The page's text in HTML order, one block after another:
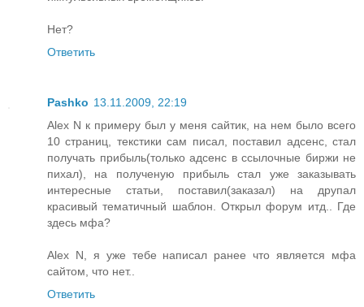
Нет?
Ответить
Pashko 13.11.2009, 22:19
Alex N к примеру был у меня сайтик, на нем было всего
10 страниц, текстики сам писал, поставил адсенс, стал
получать прибыль(только адсенс в ссылочные биржи не
пихал), на полученую прибыль стал уже заказывать
интересные статьи, поставил(заказал) на друпал
красивый тематичный шаблон. Открыл форум итд.. Где
здесь мфа?
Alex N, я уже тебе написал ранее что является мфа
сайтом, что нет..
Ответить